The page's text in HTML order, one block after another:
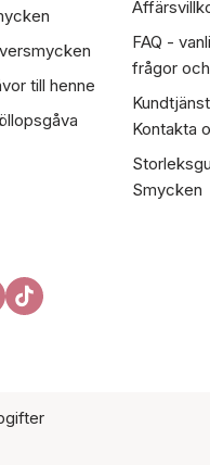
till henne
FAQ -
frågor
Kontakta
Smycken